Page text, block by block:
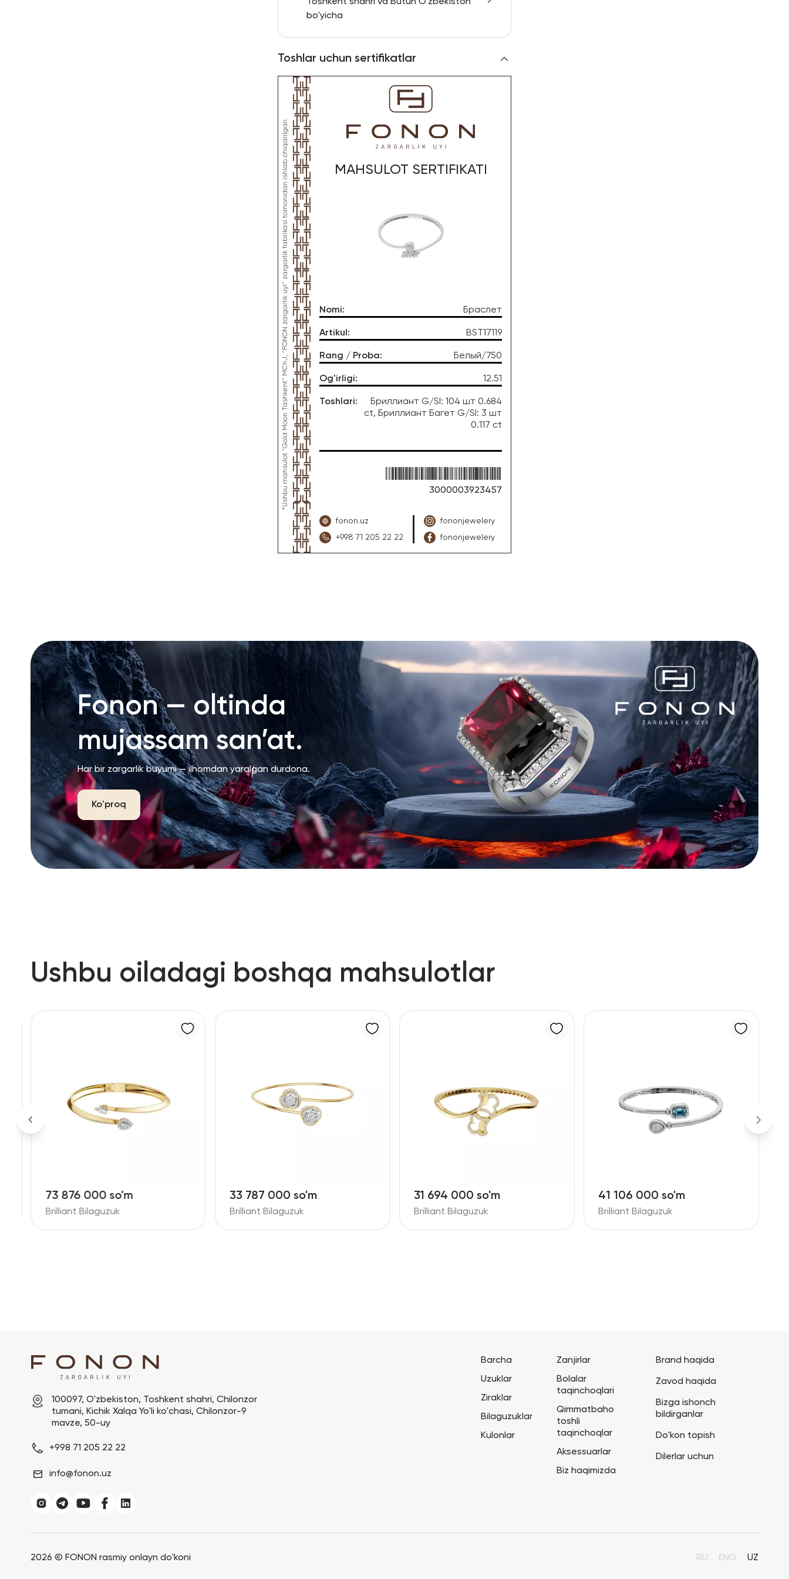
bo'yicha
Toshlar uchun sertifikatlar
*Ushbu mahsulot "Gold Moon Tashkent" MChJ, "FONON zargarlik uyi" zargarlik fabrikasi tomonidan ishlab chiqarilgan MAHSULOT SERTIFIKATI
Nomi: Браслет
Artikul : BST17119
Rang / Proba: Белый/750
Og'irligi: 12.51
Toshlari:
Бриллиант G/SI: 104 шт 0.684
ct, Бриллиант Багет G/SI: 3 шт
0.117 ct
3000003923457
fonon.uz
+998 71 205 22 22
fononjewelery
fononjewelery
Fonon — oltinda
mujassam san’at.
Har bir zargarlik buyumi — ilhomdan yaralgan durdona.
Ko'proq
Ushbu oiladagi boshqa mahsulotlar
33 787 000 so'm
Brilliant Bilaguzuk
31 694 000 so'm
Brilliant Bilaguzuk
41 106 000 so'm
Brilliant Bilaguzuk
49 907 000 so'm
Brilliant Bilaguzuk
100097, O'zbekiston, Toshkent shahri, Chilonzor
tumani, Kichik Xalqa Yo'li ko'chasi, Chilonzor-9
mavze, 50-uy
+998 71 205 22 22
info@fonon.uz
Barcha
Uzuklar
Ziraklar
Bilaguzuklar
Kulonlar
Zanjirlar
Bolalar
taqinchoqlari
Qimmatbaho
toshli
taqinchoqlar
Aksessuarlar
Biz haqimizda
Brand haqida
Zavod haqida
Bizga ishonch
bildirganlar
Do'kon topish
Dilerlar uchun
2026 © FONON rasmiy onlayn do'koni RU ENG UZ